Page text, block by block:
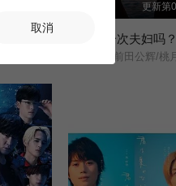
第八季
更新第
取消